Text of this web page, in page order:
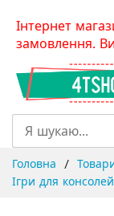
SkipІнтернет
замовлення.
Головна
Ігри для